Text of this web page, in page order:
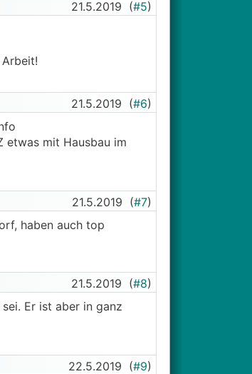
21.5.2019 (#5)
21.5.2019 (#6)
etwas mit Hausbau im
21.5.2019 (#7)
haben auch top
21.5.2019 (#8)
Er ist aber in ganz
22.5.2019 (#9)